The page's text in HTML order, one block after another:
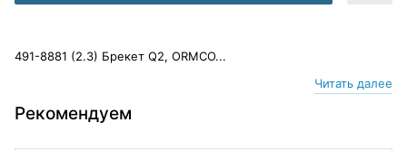
491-8881 (2.3) Брекет Q2, ORMCO...
Читать далее
Рекомендуем